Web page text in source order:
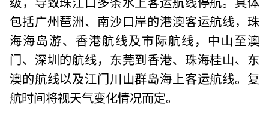
包括广州琶洲、南沙口岸的港澳客运航线，珠
海海岛游、香港航线及市际航线，中山至澳
门、深圳的航线，东莞到香港、珠海桂山、东
澳的航线以及江门川山群岛海上客运航线。复
航时间将视天气变化情况而定。